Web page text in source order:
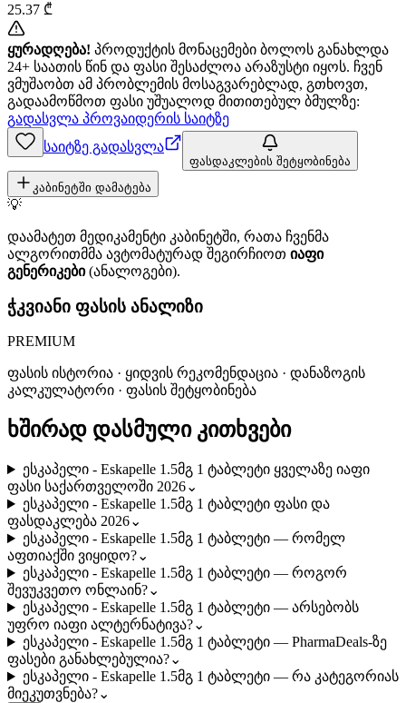
25.37 ₾
ყურადღება! პროდუქტის მონაცემები ბოლოს განახლდა
24+ საათის წინ და ფასი შესაძლოა არაზუსტი იყოს. ჩვენ
ვმუშაობთ ამ პრობლემის მოსაგვარებლად, გთხოვთ,
გადაამოწმოთ ფასი უშუალოდ მითითებულ ბმულზე:
გადასვლა პროვაიდერის საიტზე
საიტზე გადასვლა
ფასდაკლების შეტყობინება
კაბინეტში დამატება
💡
დაამატეთ მედიკამენტი კაბინეტში, რათა ჩვენმა
ალგორითმმა ავტომატურად შეგირჩიოთ იაფი
გენერიკები(ანალოგები).
ჭკვიანი ფასის ანალიზი
PREMIUM
ფასის ისტორია · ყიდვის რეკომენდაცია · დანაზოგის
კალკულატორი · ფასის შეტყობინება
ხშირად დასმული კითხვები
ესკაპელი - Eskapelle 1.5მგ 1 ტაბლეტი ყველაზე იაფი
ფასი საქართველოში 2026⌄
ესკაპელი - Eskapelle 1.5მგ 1 ტაბლეტი ფასი და
ფასდაკლება 2026⌄
ესკაპელი - Eskapelle 1.5მგ 1 ტაბლეტი — რომელ
აფთიაქში ვიყიდო?⌄
ესკაპელი - Eskapelle 1.5მგ 1 ტაბლეტი — როგორ
შევუკვეთო ონლაინ?⌄
ესკაპელი - Eskapelle 1.5მგ 1 ტაბლეტი — არსებობს
უფრო იაფი ალტერნატივა?⌄
ესკაპელი - Eskapelle 1.5მგ 1 ტაბლეტი — PharmaDeals-ზე
ფასები განახლებულია?⌄
ესკაპელი - Eskapelle 1.5მგ 1 ტაბლეტი — რა კატეგორიას
მიეკუთვნება?⌄